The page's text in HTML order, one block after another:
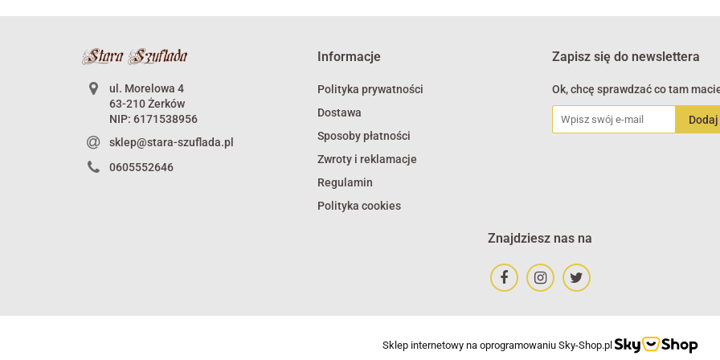
ul. Morelowa 4
63-210 Żerków
NIP: 6171538956
sklep@stara-szuflada.pl
0605552646
Informacje
Polityka prywatności
Dostawa
Sposoby płatności
Zwroty i reklamacje
Regulamin
Polityka cookies
Zapisz się do newslettera
Ok, chcę sprawdzać co tam
Znajdziesz nas na
Sklep internetowy na oprogramowaniu Sky-Shop.pl